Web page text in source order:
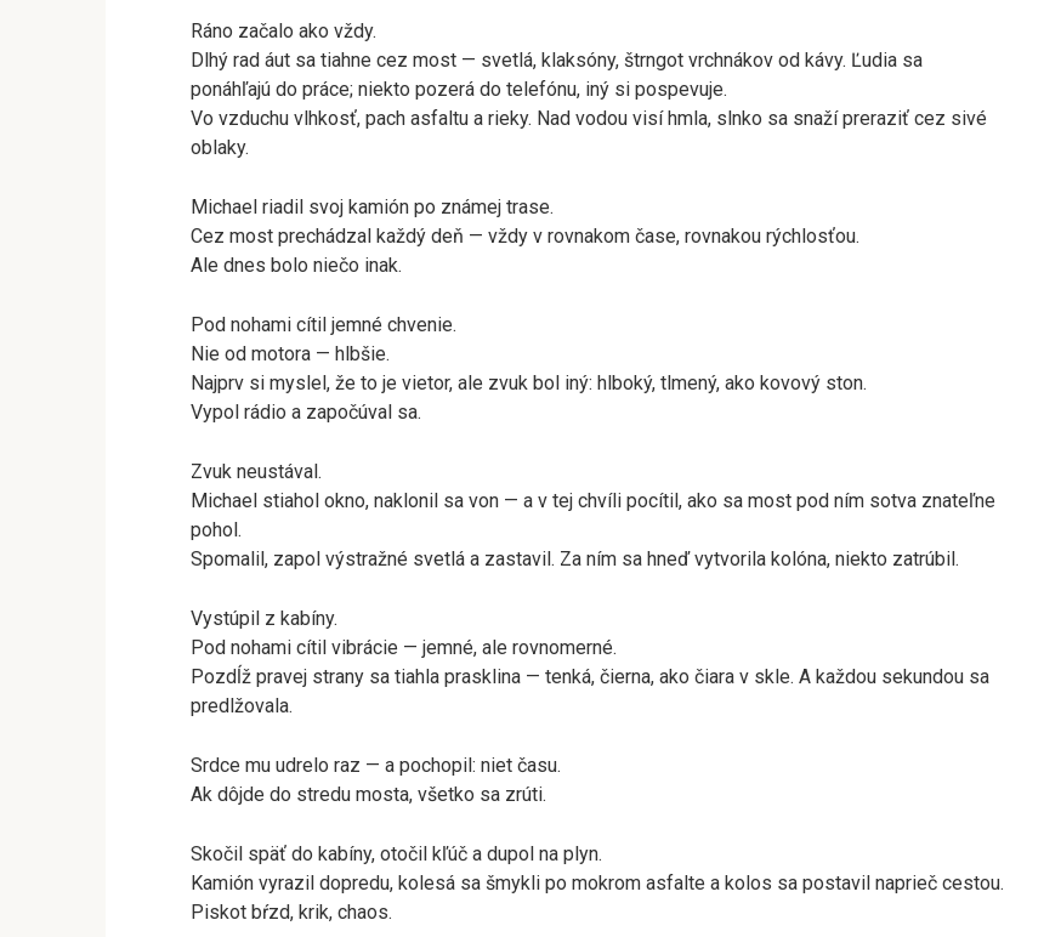
Ráno začalo ako vždy.
Dlhý rad áut sa tiahne cez most — svetlá, klaksóny, štrngot vrchnákov od kávy. Ľudia sa
ponáhľajú do práce; niekto pozerá do telefónu, iný si pospevuje.
Vo vzduchu vlhkosť, pach asfaltu a rieky. Nad vodou visí hmla, slnko sa snaží preraziť cez sivé
oblaky.
Michael riadil svoj kamión po známej trase.
Cez most prechádzal každý deň — vždy v rovnakom čase, rovnakou rýchlosťou.
Ale dnes bolo niečo inak.
Pod nohami cítil jemné chvenie.
Nie od motora — hlbšie.
Najprv si myslel, že to je vietor, ale zvuk bol iný: hlboký, tlmený, ako kovový ston.
Vypol rádio a započúval sa.
Zvuk neustával.
Michael stiahol okno, naklonil sa von — a v tej chvíli pocítil, ako sa most pod ním sotva znateľne
pohol.
Spomalil, zapol výstražné svetlá a zastavil. Za ním sa hneď vytvorila kolóna, niekto zatrúbil.
Vystúpil z kabíny.
Pod nohami cítil vibrácie — jemné, ale rovnomerné.
Pozdĺž pravej strany sa tiahla prasklina — tenká, čierna, ako čiara v skle. A každou sekundou sa
predlžovala.
Srdce mu udrelo raz — a pochopil: niet času.
Ak dôjde do stredu mosta, všetko sa zrúti.
Skočil späť do kabíny, otočil kľúč a dupol na plyn.
Kamión vyrazil dopredu, kolesá sa šmykli po mokrom asfalte a kolos sa postavil naprieč cestou.
Piskot bŕzd, krik, chaos.